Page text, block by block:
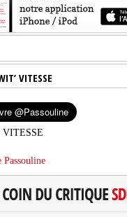
VITESSE
VITESSE
Passouline